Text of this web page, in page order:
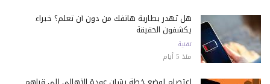
هل تُهدر بطارية هاتفك من دون أن تعلم؟ خبراء
يكشفون الحقيقة
تقنية
منذ 5 أيام